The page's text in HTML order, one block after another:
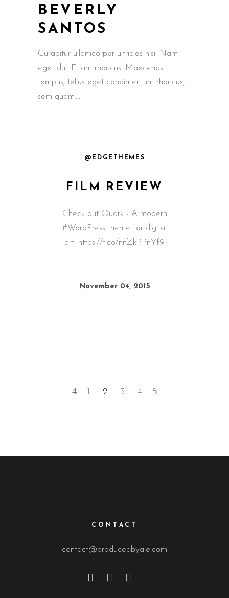
BEVERLY
SANTOS
Curabitur ullamcorper ultricies nisi. Nam
eget dui. Etiam rhoncus. Maecenas
tempus, tellus eget condimentum rhoncus,
sem quam
@EDGETHEMES
FILM REVIEW
Check out Quark - A modern
#WordPress theme for digital
art: https://t.co/nnZkPPnYf9
November 04, 2015
2 3 4
CONTACT
contact@producedbyale.com